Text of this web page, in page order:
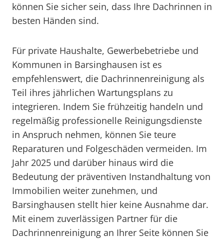
können Sie sicher sein, dass Ihre Dachrinnen in
besten Händen sind.
Für private Haushalte, Gewerbebetriebe und
Kommunen in Barsinghausen ist es
empfehlenswert, die Dachrinnenreinigung als
Teil ihres jährlichen Wartungsplans zu
integrieren. Indem Sie frühzeitig handeln und
regelmäßig professionelle Reinigungsdienste
in Anspruch nehmen, können Sie teure
Reparaturen und Folgeschäden vermeiden. Im
Jahr 2025 und darüber hinaus wird die
Bedeutung der präventiven Instandhaltung von
Immobilien weiter zunehmen, und
Barsinghausen stellt hier keine Ausnahme dar.
Mit einem zuverlässigen Partner für die
Dachrinnenreinigung an Ihrer Seite können Sie